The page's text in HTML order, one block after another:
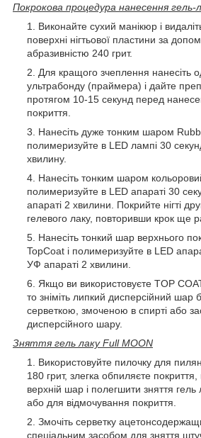
Покрокова процедура нанесення гель-
Виконайте сухий манікюр і
поверхні нігтьової пластини за
абразивністю 240 грит.
Для кращого зчеплення нанесіть
ультрабонду (праймера) і дайте
протягом 10-15 секунд перед
покриття.
Нанесіть дуже тонким шаром
полимеризуйте в LED лампі 30
хвилину.
Нанесіть тонким шаром
полимеризуйте в LED апараті 30
апараті 2 хвилини. Покрийте нігті
гелевого лаку, повторивши крок ще
Нанесіть тонкий шар верхнього
TopCoat і полимеризуйте в LED
УФ апараті 2 хвилини.
Якщо ви використовуєте TOP
то зніміть липкий дисперсійний шар
серветкою, змоченою в спирті або
дисперсійного шару.
Зняття гель лаку Full MOON
Використовуйте пилочку для
180 грит, злегка обпиляєте
верхній шар і полегшити зняття
або для відмочування покриття.
Змочіть серветку
спеціальним засобом для зняття